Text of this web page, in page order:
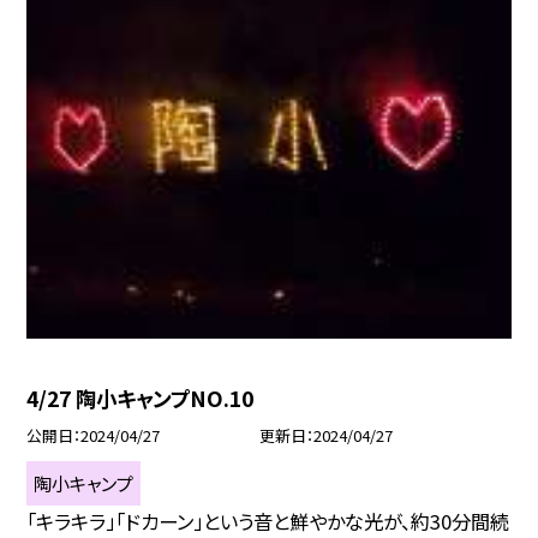
4/27 陶小キャンプNO.10
公開日 2024/04/27 更新日 2024/04/27
陶小キャンプ
「キラキラ」「ドカーン」という音と鮮やかな光が、約30分間続